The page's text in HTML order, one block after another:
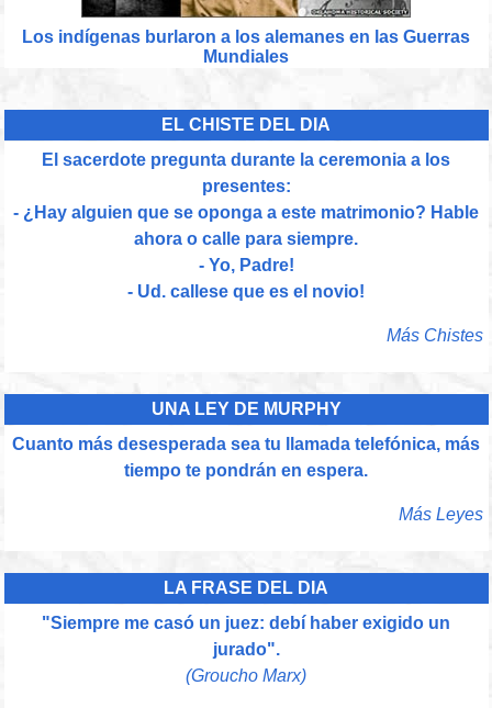
Los indígenas burlaron a los alemanes en las Guerras
Mundiales
EL CHISTE DEL DIA
El sacerdote pregunta durante la ceremonia a los
presentes:
- ¿Hay alguien que se oponga a este matrimonio? Hable
ahora o calle para siempre.
- Yo, Padre!
- Ud. callese que es el novio!
Más Chistes
UNA LEY DE MURPHY
Cuanto más desesperada sea tu llamada telefónica, más
tiempo te pondrán en espera.
Más Leyes
LA FRASE DEL DIA
"Siempre me casó un juez: debí haber exigido un
jurado".
(Groucho Marx)